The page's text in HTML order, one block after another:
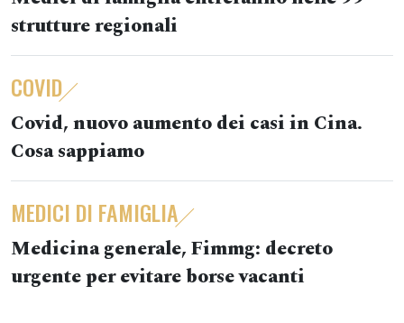
strutture regionali
COVID
Covid, nuovo aumento dei casi in Cina.
Cosa sappiamo
MEDICI DI FAMIGLIA
Medicina generale, Fimmg: decreto
urgente per evitare borse vacanti